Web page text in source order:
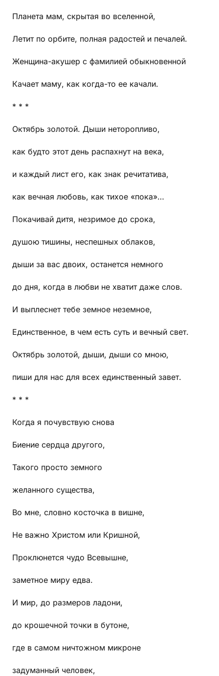
Планета мам, скрытая во вселенной,
Летит по орбите, полная радостей и печалей.
Женщина-акушер с фамилией обыкновенной
Качает маму, как когда-то ее качали.
* * *
Октябрь золотой. Дыши неторопливо,
как будто этот день распахнут на века,
и каждый лист его, как знак речитатива,
как вечная любовь, как тихое «пока»…
Покачивай дитя, незримое до срока,
душою тишины, неспешных облаков,
дыши за вас двоих, останется немного
до дня, когда в любви не хватит даже слов.
И выплеснет тебе земное неземное,
Единственное, в чем есть суть и вечный свет.
Октябрь золотой, дыши, дыши со мною,
пиши для нас для всех единственный завет.
* * *
Когда я почувствую снова
Биение сердца другого,
Такого просто земного
желанного существа,
Во мне, словно косточка в вишне,
Не важно Христом или Кришной,
Проклюнется чудо Всевышне,
заметное миру едва.
И мир, до размеров ладони,
до крошечной точки в бутоне,
где в самом ничтожном микроне
задуманный человек,